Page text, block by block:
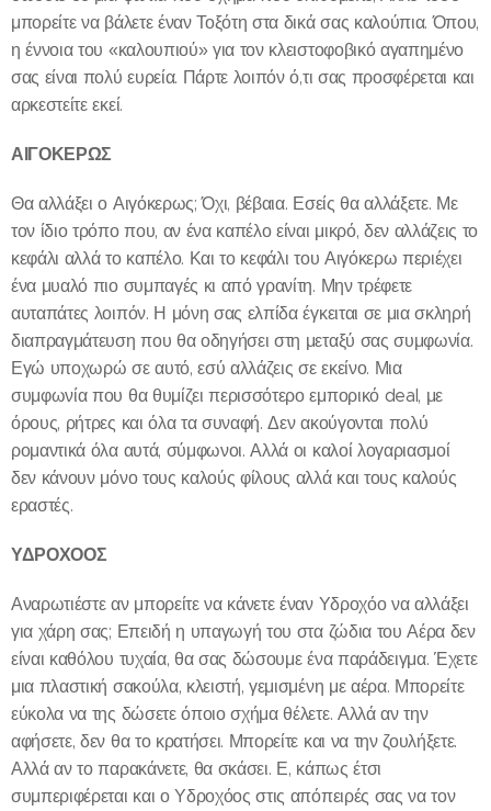
μπορείτε να βάλετε έναν Τοξότη στα δικά σας καλούπια. Όπου,
η έννοια του «καλουπιού» για τον κλειστοφοβικό αγαπημένο
σας είναι πολύ ευρεία. Πάρτε λοιπόν ό,τι σας προσφέρεται και
αρκεστείτε εκεί.
ΑΙΓΟΚΕΡΩΣ
Θα αλλάξει ο Αιγόκερως; Όχι, βέβαια. Εσείς θα αλλάξετε. Με
τον ίδιο τρόπο που, αν ένα καπέλο είναι μικρό, δεν αλλάζεις το
κεφάλι αλλά το καπέλο. Και το κεφάλι του Αιγόκερω περιέχει
ένα μυαλό πιο συμπαγές κι από γρανίτη. Μην τρέφετε
αυταπάτες λοιπόν. Η μόνη σας ελπίδα έγκειται σε μια σκληρή
διαπραγμάτευση που θα οδηγήσει στη μεταξύ σας συμφωνία.
Εγώ υποχωρώ σε αυτό, εσύ αλλάζεις σε εκείνο. Μια
συμφωνία που θα θυμίζει περισσότερο εμπορικό deal, με
όρους, ρήτρες και όλα τα συναφή. Δεν ακούγονται πολύ
ρομαντικά όλα αυτά, σύμφωνοι. Αλλά οι καλοί λογαριασμοί
δεν κάνουν μόνο τους καλούς φίλους αλλά και τους καλούς
εραστές.
ΥΔΡΟΧΟΟΣ
Αναρωτιέστε αν μπορείτε να κάνετε έναν Υδροχόο να αλλάξει
για χάρη σας; Επειδή η υπαγωγή του στα ζώδια του Αέρα δεν
είναι καθόλου τυχαία, θα σας δώσουμε ένα παράδειγμα. Έχετε
μια πλαστική σακούλα, κλειστή, γεμισμένη με αέρα. Μπορείτε
εύκολα να της δώσετε όποιο σχήμα θέλετε. Αλλά αν την
αφήσετε, δεν θα το κρατήσει. Μπορείτε και να την ζουλήξετε.
Αλλά αν το παρακάνετε, θα σκάσει. Ε, κάπως έτσι
συμπεριφέρεται και ο Υδροχόος στις απόπειρές σας να τον